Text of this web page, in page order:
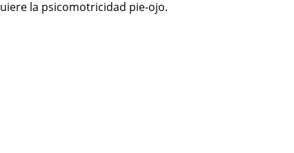
la psicomotricidad pie-ojo.